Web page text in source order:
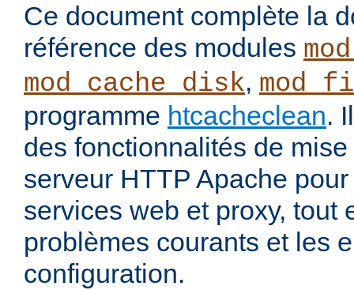
Ce document complète la
référence des modules
mod_cache_disk,
programme htcacheclean.
des fonctionnalités de
serveur HTTP Apache
services web et proxy, tout
problèmes courants et les
configuration.